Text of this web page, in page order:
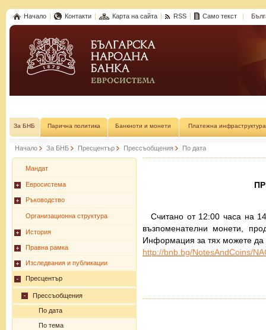
Начало Контакти Карта на сайта RSS Само текст
За БНБ Парична политика Банкноти и монети Платежна инфраструктура
Начало За БНБ Пресцентър Прессъобщения По дата
Мандат
Евросистема
Ръководство
Организационна структура
История
Правна рамка
Изследвания и публикации
Пресцентър
Прессъобщения
По дата
По тема
Считано от 12:00 часа на
възпоменателни монети,
Информация за тях можете да
http://bnb.bg/NotesAndCoins/NA